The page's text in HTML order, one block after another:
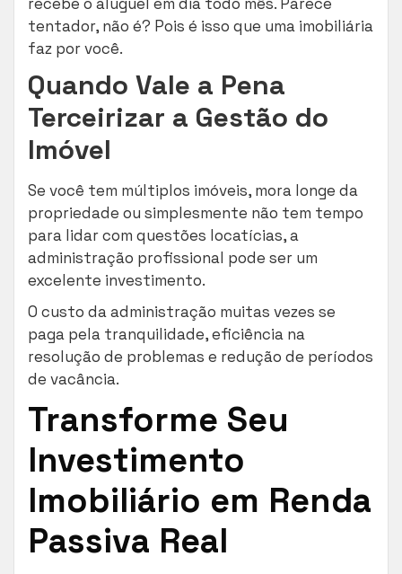
tentador, não é? Pois é isso que uma imobiliária
faz por você.
Quando Vale a Pena
Terceirizar a Gestão do
Imóvel
Se você tem múltiplos imóveis, mora longe da
propriedade ou simplesmente não tem tempo
para lidar com questões locatícias, a
administração profissional pode ser um
excelente investimento.
O custo da administração muitas vezes se
paga pela tranquilidade, eficiência na
resolução de problemas e redução de períodos
de vacância.
Transforme Seu
Investimento
Imobiliário em Renda
Passiva Real